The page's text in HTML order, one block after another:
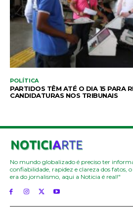
POLÍTICA
PARTIDOS TÊM ATÉ O DIA 15 PARA
CANDIDATURAS NOS TRIBUNAIS
No mundo globalizado é preciso ter
confiabilidade, rapidez e clareza dos fatos,
era do jornalismo, aqui a Noticia é real!"